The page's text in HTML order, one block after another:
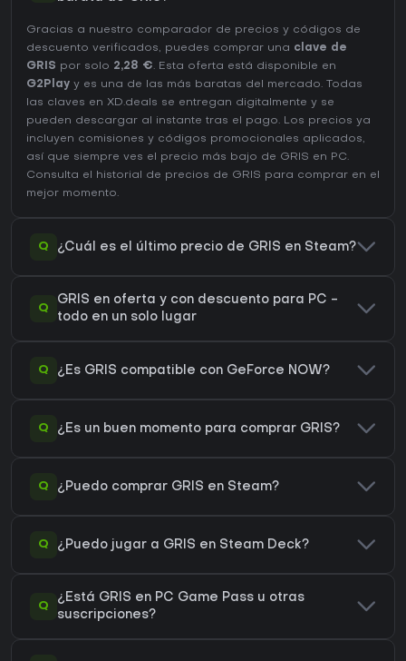
Gracias a nuestro comparador de precios y códigos de
descuento verificados, puedes comprar una clave de
GRIS por solo 2,28 €. Esta oferta está disponible en
G2Play y es una de las más baratas del mercado. Todas
las claves en XD.deals se entregan digitalmente y se
pueden descargar al instante tras el pago. Los precios ya
incluyen comisiones y códigos promocionales aplicados,
así que siempre ves el precio más bajo de GRIS en PC.
Consulta el
historial de precios de GRIS para comprar en el
mejor momento.
Q ¿Cuál es el último precio de GRIS en Steam?
Q
GRIS en oferta y con descuento para PC -
todo en un solo lugar
Q ¿Es GRIS compatible con GeForce NOW?
Q ¿Es un buen momento para comprar GRIS?
Q ¿Puedo comprar GRIS en Steam?
Q ¿Puedo jugar a GRIS en Steam Deck?
Q
¿Está GRIS en PC Game Pass u otras
suscripciones?